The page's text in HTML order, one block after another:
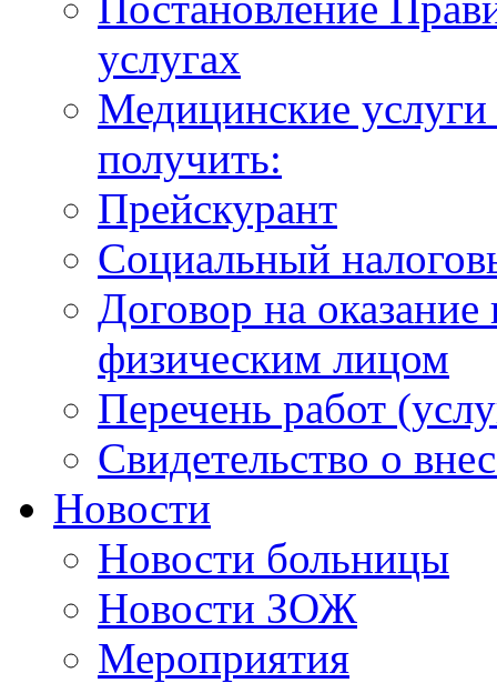
услугах
Медицинские
получить:
Прейскурант
Социальный
Договор на
физическим лицом
Перечень работ
Свидетельство о
Новости
Новости больницы
Новости ЗОЖ
Мероприятия